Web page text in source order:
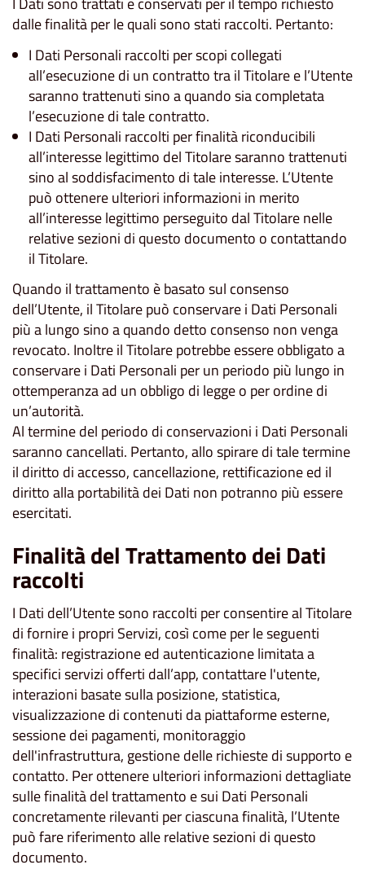
dalle finalità per le quali sono stati raccolti. Pertanto:
I Dati Personali raccolti per scopi collegati
all’esecuzione di un contratto tra il Titolare e l’Utente
saranno trattenuti sino a quando sia completata
l’esecuzione di tale contratto.
I Dati Personali raccolti per finalità riconducibili
all’interesse legittimo del Titolare saranno trattenuti
sino al soddisfacimento di tale interesse. L’Utente
può ottenere ulteriori informazioni in merito
all’interesse legittimo perseguito dal Titolare nelle
relative sezioni di questo documento o contattando
il Titolare.
Quando il trattamento è basato sul consenso
dell’Utente, il Titolare può conservare i Dati Personali
più a lungo sino a quando detto consenso non venga
revocato. Inoltre il Titolare potrebbe essere obbligato a
conservare i Dati Personali per un periodo più lungo in
ottemperanza ad un obbligo di legge o per ordine di
un’autorità.
Al termine del periodo di conservazioni i Dati Personali
saranno cancellati. Pertanto, allo spirare di tale termine
il diritto di accesso, cancellazione, rettificazione ed il
diritto alla portabilità dei Dati non potranno più essere
esercitati.
Finalità del Trattamento dei Dati
raccolti
I Dati dell’Utente sono raccolti per consentire al Titolare
di fornire i propri Servizi, così come per le seguenti
finalità: registrazione ed autenticazione limitata a
specifici servizi offerti dall’app, contattare l'utente,
interazioni basate sulla posizione, statistica,
visualizzazione di contenuti da piattaforme esterne,
sessione dei pagamenti, monitoraggio
dell'infrastruttura, gestione delle richieste di supporto e
contatto. Per ottenere ulteriori informazioni dettagliate
sulle finalità del trattamento e sui Dati Personali
concretamente rilevanti per ciascuna finalità, l’Utente
può fare riferimento alle relative sezioni di questo
documento.